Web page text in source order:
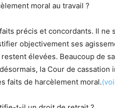
moral au travail ?
précis et concordants. Il ne
objectivement ses
élevées. Beaucoup de
la Cour de cassation
faits de harcèlement moral.